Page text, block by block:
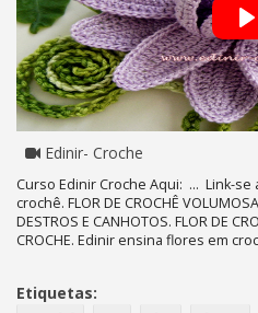
Edinir- Croche
Curso Edinir Croche Aqui: ... Link-
crochê. FLOR DE CROCHÊ
DESTROS E CANHOTOS. FLOR DE
CROCHE. Edinir ensina flores em
Etiquetas: